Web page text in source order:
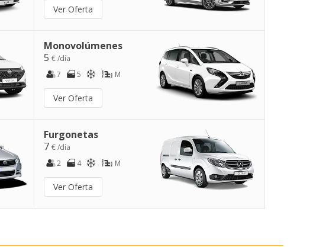
Ver Oferta
Monovolúmenes
5 € /día
7
5 M
Ver Oferta
Furgonetas
7 € /día
2
4 M
Ver Oferta